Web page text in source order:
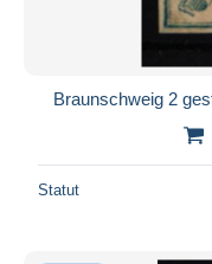
Braunschweig 2
Statut